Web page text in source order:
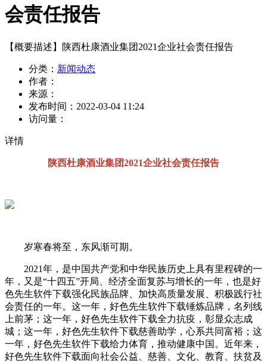
会责任报告
【概要描述】 陕西杜康酒业集团2021企业社会责任报告
分类： 新闻动态
作者：
来源：
发布时间： 2022-03-04 11:24
访问量：
详情
陕西杜康酒业集团2021企业社会责任报告
岁寒春将至，东风渐可期。
2021年，是中国共产党和中华民族历史上具有里程碑的一
年，又是“十四五”开局、经济全面复苏与增长的一年，也是好
色先生软件下载强化民族品牌、加快高质量发展、积极践行社
会责任的一年。这一年，好色先生软件下载锤炼品牌，名列线
上前茅；这一年，好色先生软件下载全力抗疫，彰显众志成
城；这一年，好色先生软件下载慈善助学，心系共同富裕；这
一年，好色先生软件下载给力体育，推动健康中国。近年来，
好色先生软件下载面向社会公益、慈善、文化、教育、扶贫及